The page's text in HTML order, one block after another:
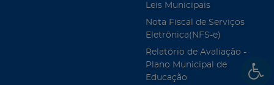
Leis Municipais
Nota Fiscal de Serviços
Eletrônica(NFS-e)
Relatório de Avaliação -
Plano Municipal de
Educação